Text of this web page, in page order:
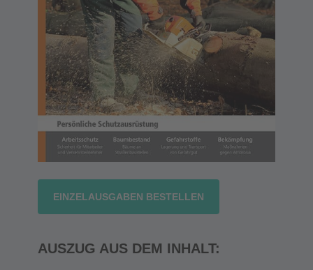
EINZELAUSGABEN BESTELLEN
AUSZUG AUS DEM INHALT: